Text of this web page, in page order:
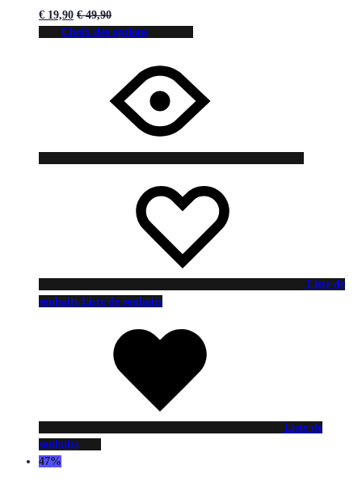
€ 19,90 €49,90
Choix des options
Liste de
souhaits Liste de souhaits
Liste de
souhaits
47%